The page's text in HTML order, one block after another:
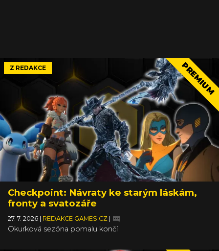
Z REDAKCE PREMIUM
Checkpoint: Návraty ke starým láskám,
fronty a svatozáře
27. 7. 2026 REDAKCE GAMES.CZ
Okurková sezóna pomalu končí